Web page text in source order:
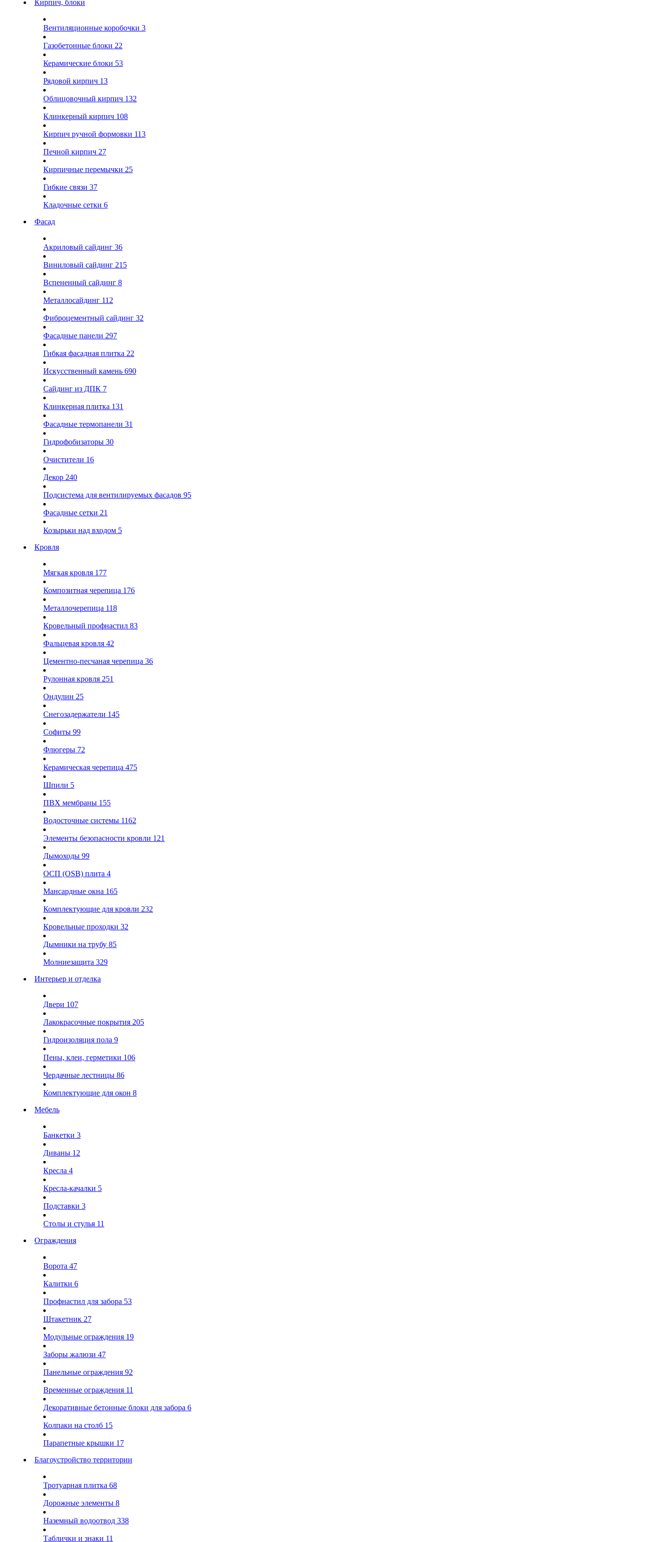
Кирпич, блоки
Вентиляционные коробочки 3
Газобетонные блоки 22
Керамические блоки 53
Рядовой кирпич 13
Облицовочный кирпич 132
Клинкерный кирпич 108
Кирпич ручной формовки 113
Печной кирпич 27
Кирпичные перемычки 25
Гибкие связи 37
Кладочные сетки 6
Фасад
Акриловый сайдинг 36
Виниловый сайдинг 215
Вспененный сайдинг 8
Металлосайдинг 112
Фиброцементный сайдинг 32
Фасадные панели 297
Гибкая фасадная плитка 22
Искусственный камень 690
Сайдинг из ДПК 7
Клинкерная плитка 131
Фасадные термопанели 31
Гидрофобизаторы 30
Очистители 16
Декор 240
Подсистема для вентилируемых фасадов 95
Фасадные сетки 21
Козырьки над входом 5
Кровля
Мягкая кровля 177
Композитная черепица 176
Металлочерепица 118
Кровельный профнастил 83
Фальцевая кровля 42
Цементно-песчаная черепица 36
Рулонная кровля 251
Ондулин 25
Снегозадержатели 145
Софиты 99
Флюгеры 72
Керамическая черепица 475
Шпили 5
ПВХ мембраны 155
Водосточные системы 1162
Элементы безопасности кровли 121
Дымоходы 99
ОСП (OSB) плита 4
Мансардные окна 165
Комплектующие для кровли 232
Кровельные проходки 32
Дымники на трубу 85
Молниезащита 329
Интерьер и отделка
Двери 107
Лакокрасочные покрытия 205
Гидроизоляция пола 9
Пены, клеи, герметики 106
Чердачные лестницы 86
Комплектующие для окон 8
Мебель
Банкетки 3
Диваны 12
Кресла 4
Кресла-качалки 5
Подставки 3
Столы и стулья 11
Ограждения
Ворота 47
Калитки 6
Профнастил для забора 53
Штакетник 27
Модульные ограждения 19
Заборы жалюзи 47
Панельные ограждения 92
Временные ограждения 11
Декоративные бетонные блоки для забора 6
Колпаки на столб 15
Парапетные крышки 17
Благоустройство территории
Тротуарная плитка 68
Дорожные элементы 8
Наземный водоотвод 338
Таблички и знаки 11